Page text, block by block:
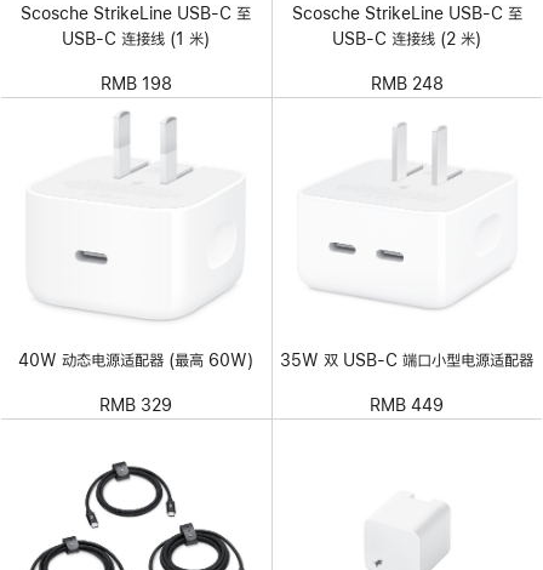
Scosche StrikeLine USB-C 至
USB-C 连接线 (1 米)
RMB 198
Scosche StrikeLine USB-C 至
USB-C 连接线 (2 米)
RMB 248
40W 动态电源适配器 (最高 60W)
RMB 329
35W 双 USB-C 端口小型电源适配器
RMB 449